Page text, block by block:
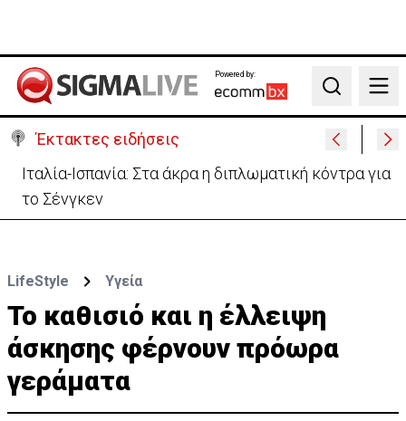
Powered by:
Search
Έκτακτες ειδήσεις
Ιταλία-Ισπανία: Στα άκρα η διπλωματική κόντρα για
το Σένγκεν
LifeStyle Υγεία
Το καθισιό και η έλλειψη
άσκησης φέρνουν πρόωρα
γεράματα